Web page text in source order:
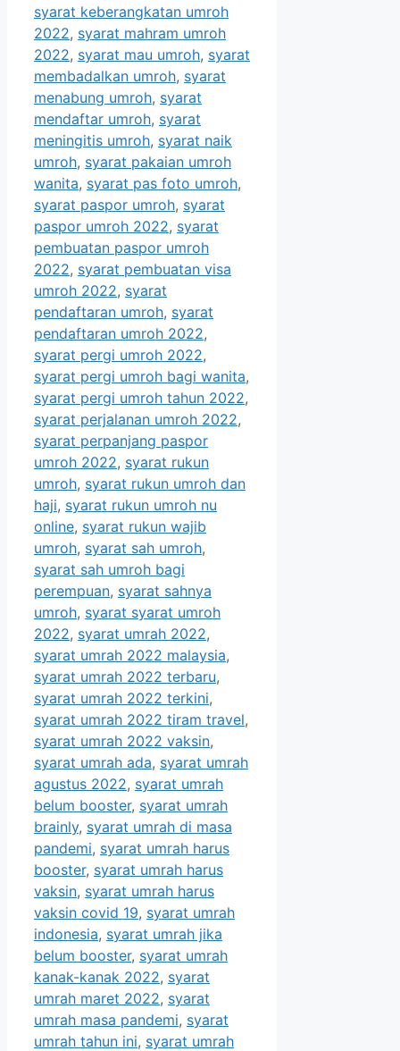
syarat keberangkatan umroh
2022, syarat mahram umroh
2022, syarat mau umroh, syarat
membadalkan umroh, syarat
menabung umroh, syarat
mendaftar umroh, syarat
meningitis umroh, syarat naik
umroh, syarat pakaian umroh
wanita, syarat pas foto umroh,
syarat paspor umroh, syarat
paspor umroh 2022, syarat
pembuatan paspor umroh
2022, syarat pembuatan visa
umroh 2022, syarat
pendaftaran umroh, syarat
pendaftaran umroh 2022,
syarat pergi umroh 2022,
syarat pergi umroh bagi wanita,
syarat pergi umroh tahun 2022,
syarat perjalanan umroh 2022,
syarat perpanjang paspor
umroh 2022, syarat rukun
umroh, syarat rukun umroh dan
haji, syarat rukun umroh nu
online, syarat rukun wajib
umroh, syarat sah umroh,
syarat sah umroh bagi
perempuan, syarat sahnya
umroh, syarat syarat umroh
2022, syarat umrah 2022,
syarat umrah 2022 malaysia,
syarat umrah 2022 terbaru,
syarat umrah 2022 terkini,
syarat umrah 2022 tiram travel,
syarat umrah 2022 vaksin,
syarat umrah ada, syarat umrah
agustus 2022, syarat umrah
belum booster, syarat umrah
brainly, syarat umrah di masa
pandemi, syarat umrah harus
booster, syarat umrah harus
vaksin, syarat umrah harus
vaksin covid 19, syarat umrah
indonesia, syarat umrah jika
belum booster, syarat umrah
kanak-kanak 2022, syarat
umrah maret 2022, syarat
umrah masa pandemi, syarat
umrah tahun ini, syarat umrah